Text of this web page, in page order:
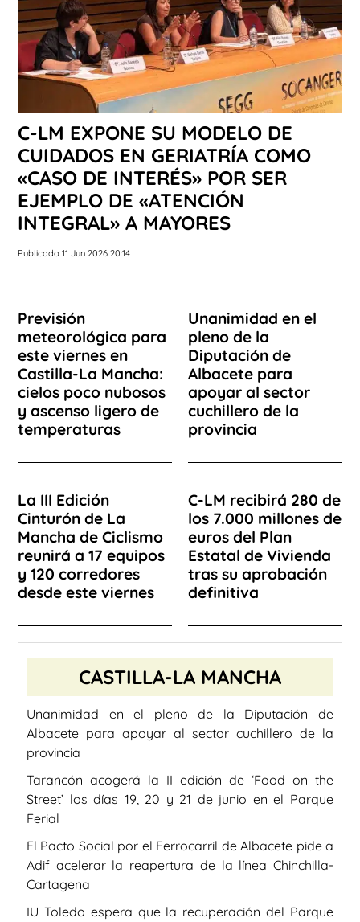
C-LM EXPONE SU MODELO DE
CUIDADOS EN GERIATRÍA COMO
«CASO DE INTERÉS» POR SER
EJEMPLO DE «ATENCIÓN
INTEGRAL» A MAYORES
Publicado 11 Jun 2026 20:14
Previsión
meteorológica para
este viernes en
Castilla-La Mancha:
cielos poco nubosos
y ascenso ligero de
temperaturas
Unanimidad en el
pleno de la
Diputación de
Albacete para
apoyar al sector
cuchillero de la
provincia
La III Edición
Cinturón de La
Mancha de Ciclismo
reunirá a 17 equipos
y 120 corredores
desde este viernes
C-LM recibirá 280 de
los 7.000 millones de
euros del Plan
Estatal de Vivienda
tras su aprobación
definitiva
CASTILLA-LA MANCHA
Unanimidad en el pleno de la Diputación de
Albacete para apoyar al sector cuchillero de la
provincia
Tarancón acogerá la II edición de ‘Food on the
Street’ los días 19, 20 y 21 de junio en el Parque
Ferial
El Pacto Social por el Ferrocarril de Albacete pide a
Adif acelerar la reapertura de la línea Chinchilla-
Cartagena
IU Toledo espera que la recuperación del Parque